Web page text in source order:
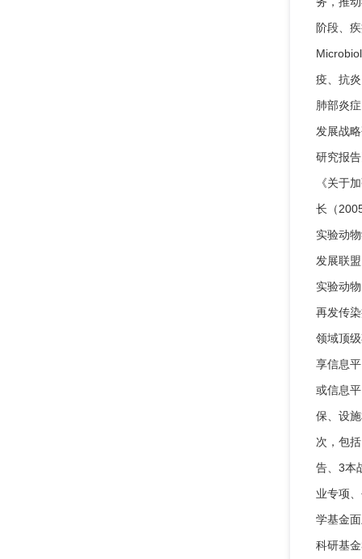
阶段、
疫、抗
肺部炎
发展战
研究报
《关于
长（
实验动
发展联
实验动
再发传
领域顶
享信息
或信息
保、设
次，包
告、3本
业专项
学基金
科研基